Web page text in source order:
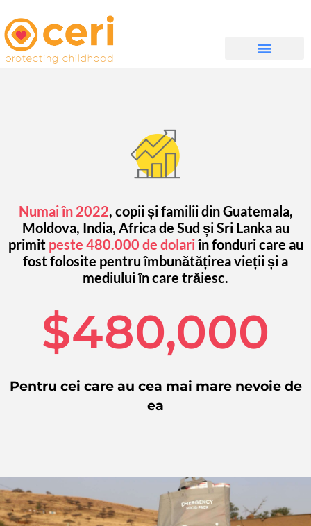
Numai în 2022, copii și familii din Guatemala,
Moldova, India, Africa de Sud și Sri Lanka au
primit peste 480.000 de dolariîn fonduri care au
fost folosite pentru îmbunătățirea vieții și a
mediului în care trăiesc.
$480,000
Pentru cei care au cea mai mare nevoie de
ea